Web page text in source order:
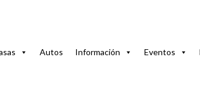
Autos Información Eventos